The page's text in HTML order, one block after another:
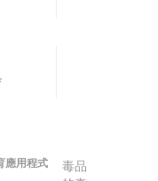
應用程式
毒品